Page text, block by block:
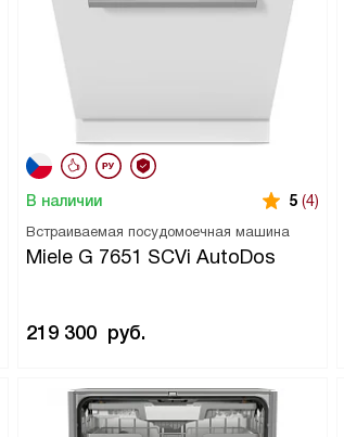
Встраиваемая посудомоечная машина
Miele G 7651 SCVi AutoDos
В наличии 5 (4)
219 300 руб.